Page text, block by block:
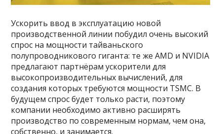
Ускорить ввод в эксплуатацию новой
производственной линии побудил очень высокий
спрос на мощности тайваньского
полупроводникового гиганта: те же AMD и NVIDIA
предлагают партнёрам ускорители для
высокопроизводительных вычислений, для
создания которых требуются мощности TSMC. В
будущем спрос будет только расти, поэтому
компании необходимо активно расширять
производство по современным нормам, чем она,
собственно, и занимается.